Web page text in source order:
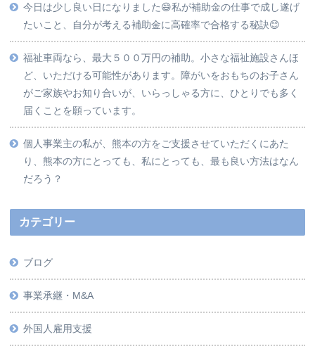
今日は少し良い日になりました😄私が補助金の仕事で成し遂げ
たいこと、自分が考える補助金に高確率で合格する秘訣😊
福祉車両なら、最大５００万円の補助。小さな福祉施設さんほ
ど、いただける可能性があります。障がいをおもちのお子さん
がご家族やお知り合いが、いらっしゃる方に、ひとりでも多く
届くことを願っています。
個人事業主の私が、熊本の方をご支援させていただくにあた
り、熊本の方にとっても、私にとっても、最も良い方法はなん
だろう？
カテゴリー
ブログ
事業承継・M&A
外国人雇用支援